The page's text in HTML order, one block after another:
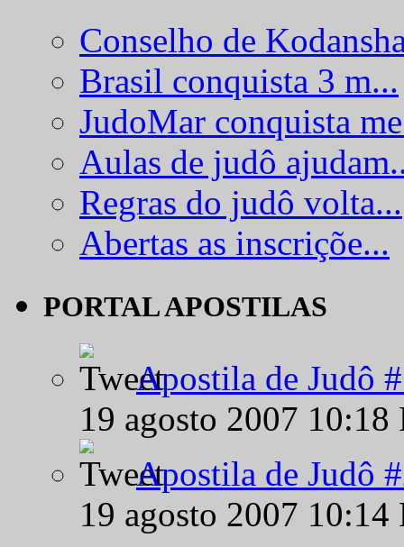
Conselho de
Brasil conquista 3 m...
JudoMar conquista
Aulas de judô
Regras do judô volta...
Abertas as inscriçõe...
PORTAL APOSTILAS
Apostila de Judô
19 agosto 2007
Apostila de Judô
19 agosto 2007